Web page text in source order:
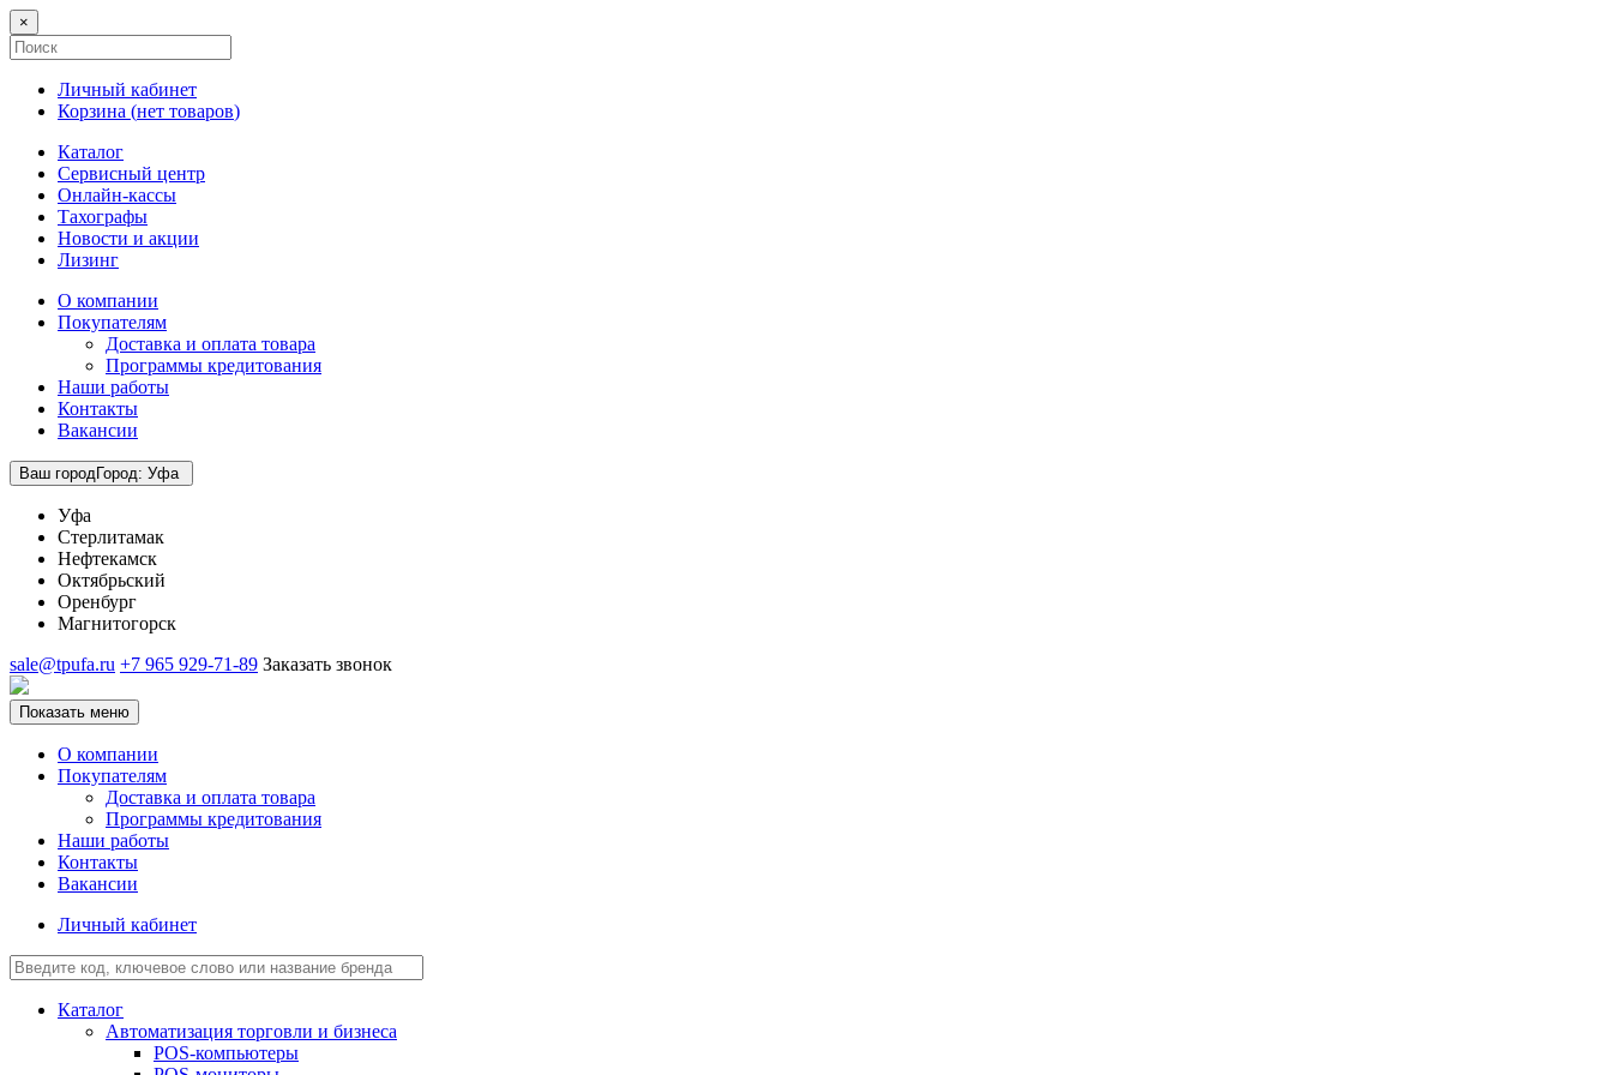
×
Личный кабинет
Корзина (нет товаров)
Каталог
Сервисный центр
Онлайн-кассы
Тахографы
Новости и акции
Лизинг
О компании
Покупателям
Доставка и оплата товара
Программы кредитования
Наши работы
Контакты
Вакансии
Ваш городГород: Уфа
Уфа
Стерлитамак
Нефтекамск
Октябрьский
Оренбург
Магнитогорск
sale@tpufa.ru +7 965 929-71-89 Заказать звонок
Показать меню
О компании
Покупателям
Доставка и оплата товара
Программы кредитования
Наши работы
Контакты
Вакансии
Личный кабинет
Каталог
Автоматизация торговли и бизнеса
POS-компьютеры